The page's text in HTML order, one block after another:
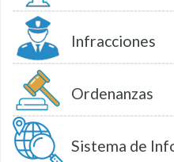
Infracciones
Ordenanzas
Sistema de